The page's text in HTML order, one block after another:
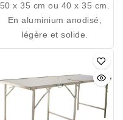
balance, peut également
servir de tablette
d’écriture ou de porte
chèques sur table
50 x 35 cm ou 40 x 35 cm.
En aluminium anodisé,
légère et solide.